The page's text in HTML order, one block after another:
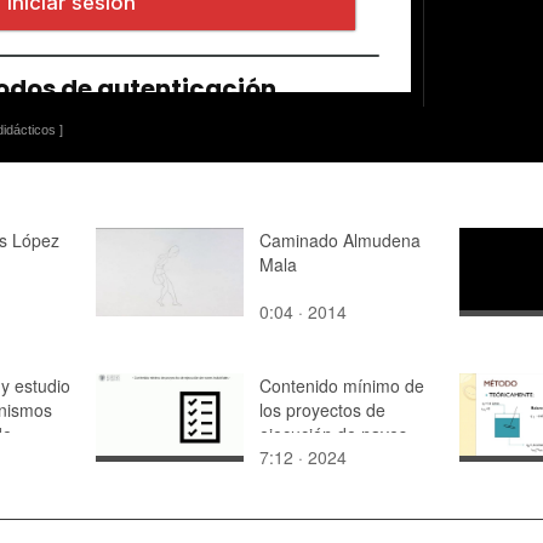
]
López
Caminado Almudena
Mala
0:04 · 2014
estudio
Contenido mínimo de
los proyectos de
ejecución de naves
industriales
7:12 · 2024